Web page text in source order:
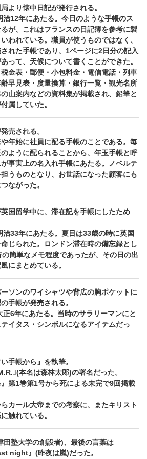
より懐中日記が発行される。
治12年にあたる。今日のような手帳のス
が、これはフランスの日記簿を参考に製
われている。職員が使うものではなく、
れた手帳であり、1ページに2日分の記入
って、天候について書くことができた。
金表・郵便・小包料金・電信電話・列車
早見表・度量換算・銀行一覧・観光名所
山案内などの資料集が掲載され、鉛筆と
属していた。
売される。
年始に社員に配る手帳のことである。毎
ように配られることから、年玉手帳と呼
事実上の名入れ手帳にあたる。ノベルテ
担うものとなり、お世話になった顧客にも
ながった。
国留学中に、滞在記を手帳にしたため
治33年にあたる。夏目は33歳の時に英国
じられた。ロンドン滞在時の備忘録とし
簡単なメモ程度であったが、その日の出
にまとめている。
ソンのワイシャツや背広の胸ポケットに
手帳が発売される。
正6年にあたる。当時のサラリーマンにと
イタス・シンボルになるアイテムだっ
手帳から』を執筆。
｣(本名は森林太郎)の署名だった。
第1巻第1号から死による未完で9回掲載
カール大帝までの考察に、またキリスト
触れている。
田塾大学の創設者)、最後の言葉は
night』(昨夜は嵐)だった。